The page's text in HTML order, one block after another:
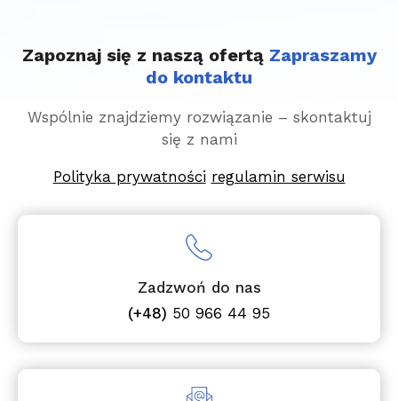
Zapoznaj się z naszą ofertą Zapraszamy
do kontaktu
Wspólnie znajdziemy rozwiązanie – skontaktuj
się z nami
Polityka prywatności regulamin serwisu
Zadzwoń do nas
(+48) 50 966 44 95